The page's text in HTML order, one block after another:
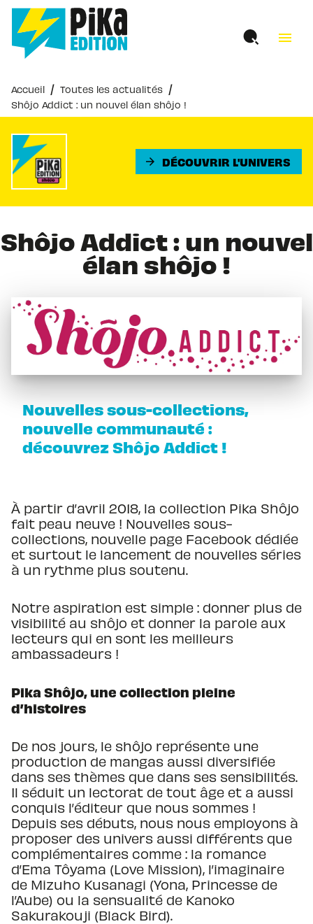
MENU RECHERCHE
PIED DE PAGE
menu
Accueil / Toutes les actualités /
Shôjo Addict : un nouvel élan shôjo !
arrow_forward DÉCOUVRIR L'UNIVERS
Shôjo Addict : un nouvel
élan shôjo !
Nouvelles sous-collections,
nouvelle communauté :
découvrez Shôjo Addict !
À partir d’avril 2018, la collection Pika Shôjo
fait peau neuve ! Nouvelles sous-
collections, nouvelle page Facebook dédiée
et surtout le lancement de nouvelles séries
à un rythme plus soutenu.
Notre aspiration est simple : donner plus de
visibilité au shôjo et donner la parole aux
lecteurs qui en sont les meilleurs
ambassadeurs !
Pika Shôjo, une collection pleine
d’histoires
De nos jours, le shôjo représente une
production de mangas aussi diversifiée
dans ses thèmes que dans ses sensibilités.
Il séduit un lectorat de tout âge et a aussi
conquis l’éditeur que nous sommes !
Depuis ses débuts, nous nous employons à
proposer des univers aussi différents que
complémentaires comme : la romance
d’Ema Tôyama (Love Mission), l’imaginaire
de Mizuho Kusanagi (Yona, Princesse de
l’Aube) ou la sensualité de Kanoko
Sakurakouji (Black Bird).